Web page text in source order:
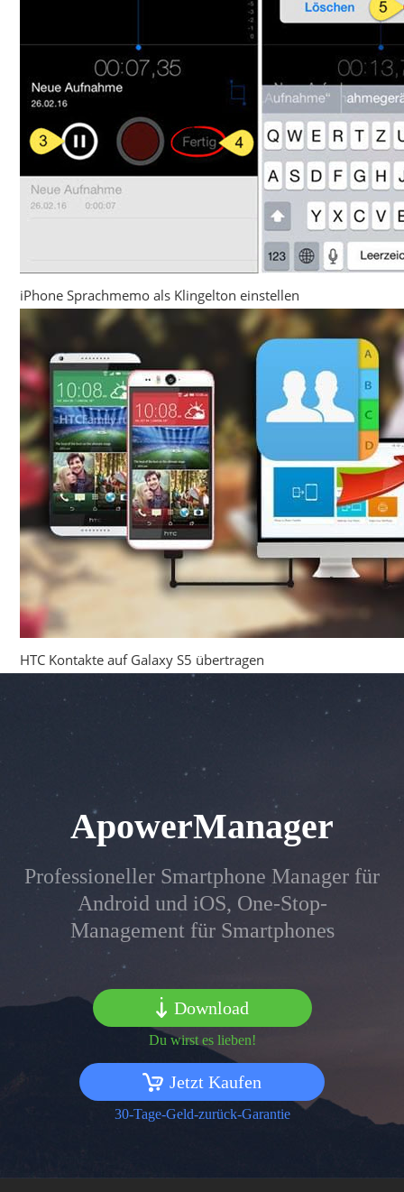
iPhone Sprachmemo als Klingelton einstellen
HTC Kontakte auf Galaxy S5 übertragen
ApowerManager
Professioneller Smartphone Manager für
Android und iOS, One-Stop-
Management für Smartphones
Download
Du wirst es lieben!
Jetzt Kaufen
30-Tage-Geld-zurück-Garantie